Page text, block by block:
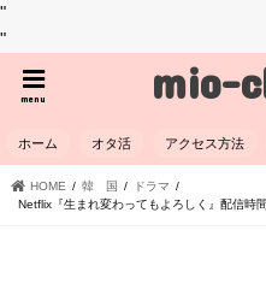
"
"
mio-
menu
ホーム オタ活 アクセス方法
HOME 韓 国
ドラマ
Netflix『生まれ変わってもよろしく』配信時